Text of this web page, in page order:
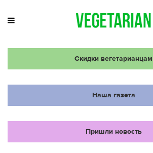
Скидки вегетарианцам
Наша газета
Пришли новость